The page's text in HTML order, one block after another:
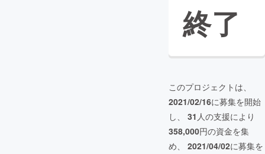
終了
このプロジェクトは、
2021/02/16に募集を開始
し、 31 人の支援により
358,000円の資金を集
め、 2021/04/02に募集を